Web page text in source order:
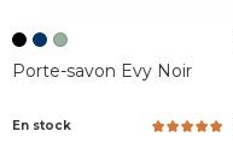
Porte-savon Evy Noir
En stock